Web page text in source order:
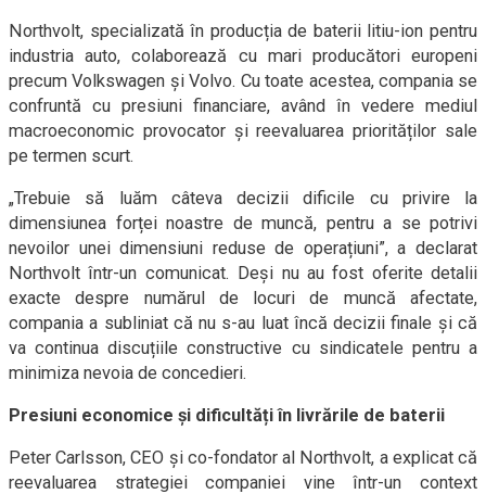
Northvolt, specializată în producția de baterii litiu-ion pentru
industria auto, colaborează cu mari producători europeni
precum Volkswagen și Volvo. Cu toate acestea, compania se
confruntă cu presiuni financiare, având în vedere mediul
macroeconomic provocator și reevaluarea priorităților sale
pe termen scurt.
„Trebuie să luăm câteva decizii dificile cu privire la
dimensiunea forței noastre de muncă, pentru a se potrivi
nevoilor unei dimensiuni reduse de operațiuni”, a declarat
Northvolt într-un comunicat. Deși nu au fost oferite detalii
exacte despre numărul de locuri de muncă afectate,
compania a subliniat că nu s-au luat încă decizii finale și că
va continua discuțiile constructive cu sindicatele pentru a
minimiza nevoia de concedieri.
Presiuni economice și dificultăți în livrările de baterii
Peter Carlsson, CEO și co-fondator al Northvolt, a explicat că
reevaluarea strategiei companiei vine într-un context